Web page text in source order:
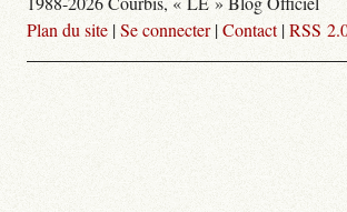
Plan du site |Se connecter|Contact|RSS